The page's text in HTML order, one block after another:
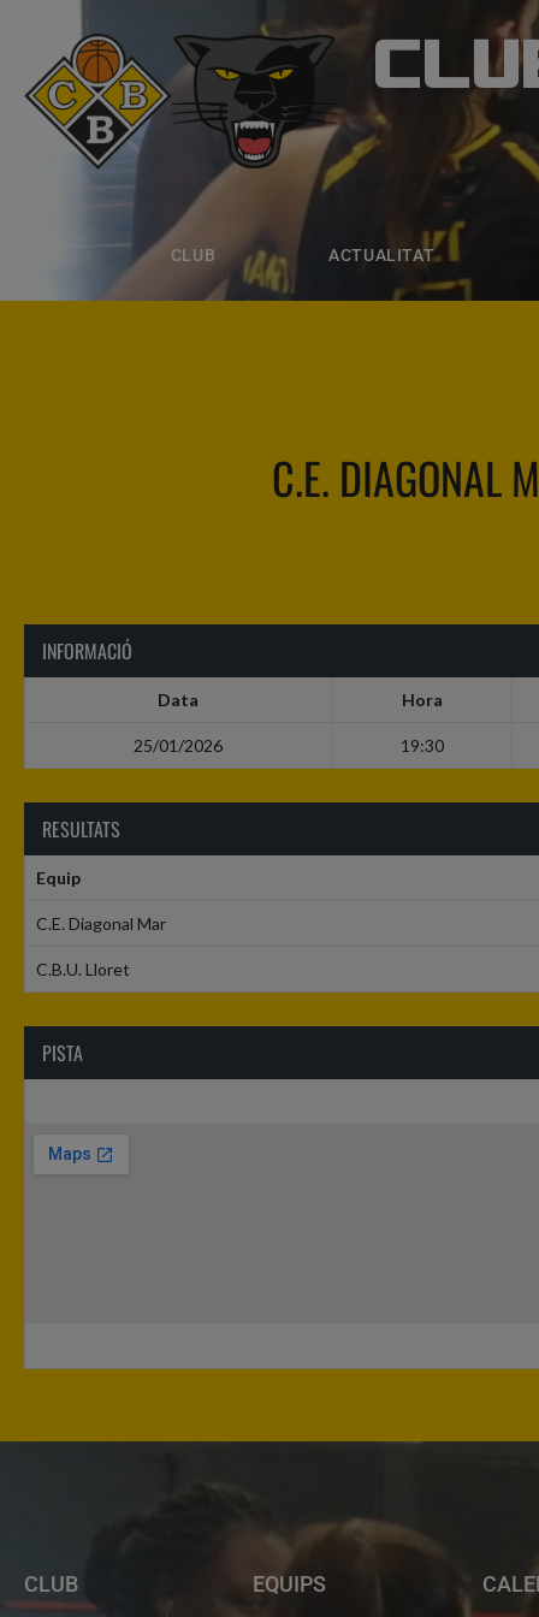
CLUB ACTUALITAT
CLUB
ACTUALITAT
C.E. DIAGONAL
INFORMACIÓ
Data Hora
25/01/2026 19:30
RESULTATS
Equip
C.E. Diagonal Mar
C.B.U. Lloret
PISTA
CLUB EQUIPS